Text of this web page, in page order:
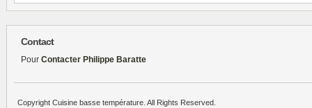
Contact
Pour Contacter Philippe Baratte
Copyright Cuisine basse température. All Rights Reserved.